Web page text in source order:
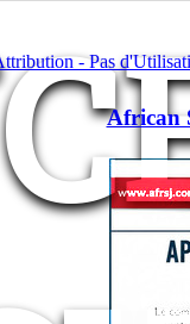
- Pas
African